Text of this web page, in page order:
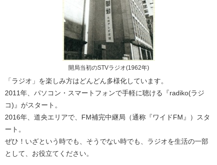
開局当初のSTVラジオ(1962年)
「ラジオ」を楽しみ方はどんどん多様化しています。
2011年、パソコン・スマートフォンで手軽に聴ける『radiko(ラジ
コ)』がスタート。
2016年、道央エリアで、FM補完中継局（通称『ワイドFM』）スタ
ート。
ぜひ！いざという時でも、そうでない時でも、ラジオを生活の一部
として、お役立てください。